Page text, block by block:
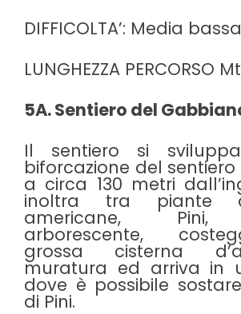
DIFFICOLTA’: Media bassa
LUNGHEZZA PERCORSO
5A. Sentiero del
Il sentiero si
biforcazione del sentiero
a circa 130 metri
inoltra tra piante
americane, Pini,
arborescente,
grossa cisterna
muratura ed arriva in
dove è possibile
di Pini.